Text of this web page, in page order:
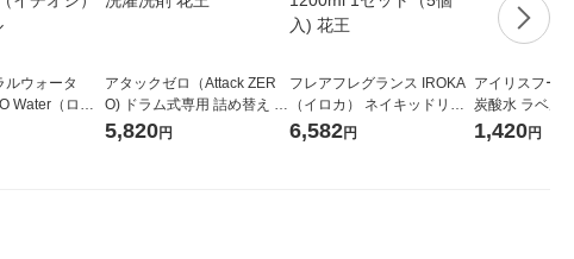
ルウォータ
Water（ロハ
2L ラベルレ
アタックゼロ（Attack ZER
O) ドラム式専用 詰め替え メ
ガジャンボ 2300g 1セット
（2個入) 洗濯洗剤 花王
5,820円
フレアフレグランス IROKA
（イロカ） ネイキッドリリ
ーの香り 柔軟剤 詰め替え 超
特大 1200ml 1セット（5個
6,582円
アイリスフー
炭酸水 ラベル
箱（24本入）
1,420円